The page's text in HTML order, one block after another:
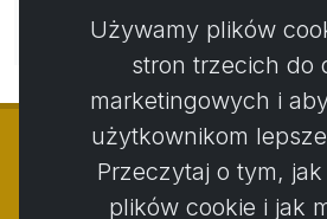
Nie ma jeszcze komentarzy.
Używamy plików
stron trzecich do
marketingowych i
użytkownikom
Przeczytaj o tym,
plików cookie i jak